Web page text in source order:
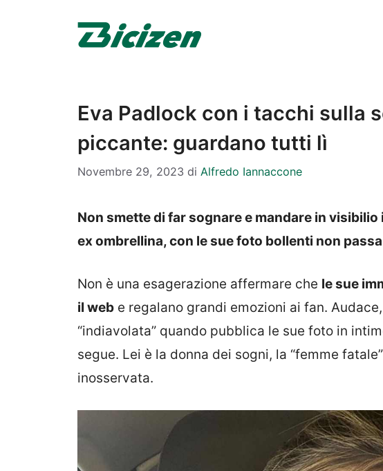
Eva Padlock con i tacchi sulla
piccante: guardano tutti lì
Novembre 29, 2023 di Alfredo Iannaccone
Non smette di far sognare e mandare in visibilio
ex ombrellina, con le sue foto bollenti non
Non è una esagerazione affermare che le sue
il web e regalano grandi emozioni ai fan.
“indiavolata” quando pubblica le sue foto in
segue. Lei è la donna dei sogni, la “femme
inosservata.